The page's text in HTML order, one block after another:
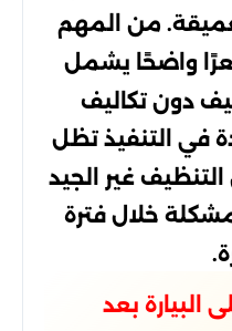
من المهم
واضحًا يشمل
دون تكاليف
في التنفيذ تظل
غير الجيد
خلال فترة
البيارة بعد